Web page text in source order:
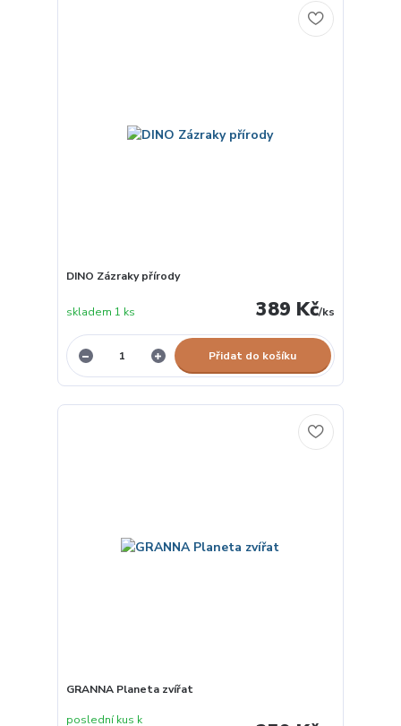
DINO Zázraky přírody
389 Kč/ks
skladem 1 ks
Přidat do košíku
GRANNA Planeta zvířat
poslední kus k